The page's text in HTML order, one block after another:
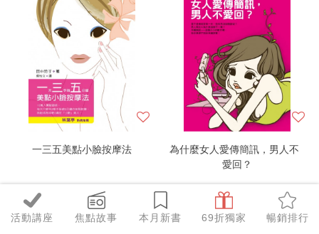
活動講座 焦點故事 本月新書 69折獨家 暢銷排行
一三五美點小臉按摩法
為什麼女人愛傳簡訊，男人不
愛回？
NT$158